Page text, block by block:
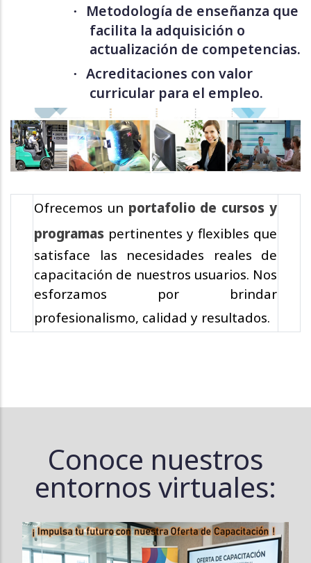
·
Metodología de enseñanza que
facilita la adquisición o
actualización de competencias.
·
Acreditaciones con valor
curricular para el empleo.
Ofrecemos un portafolio de cursos y
programas pertinentes y flexibles que
satisface las necesidades reales de
capacitación de nuestros usuarios. Nos
esforzamos por brindar
profesionalismo, calidad y resultados.
Conoce nuestros
entornos virtuales: